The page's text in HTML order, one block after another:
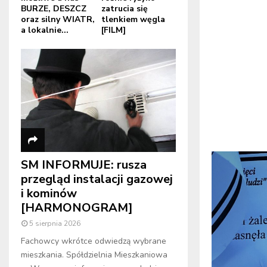
BURZE, DESZCZ
oraz silny WIATR,
a lokalnie...
zatrucia się
tlenkiem węgla
[FILM]
SM INFORMUJE: rusza
przegląd instalacji gazowej
i kominów
[HARMONOGRAM]
5 sierpnia 2026
Fachowcy wkrótce odwiedzą wybrane
mieszkania. Spółdzielnia Mieszkaniowa